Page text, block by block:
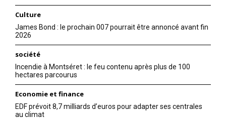
Culture
James Bond : le prochain 007 pourrait être annoncé avant fin
2026
société
Incendie à Montséret : le feu contenu après plus de 100
hectares parcourus
Economie et finance
EDF prévoit 8,7 milliards d’euros pour adapter ses centrales
au climat